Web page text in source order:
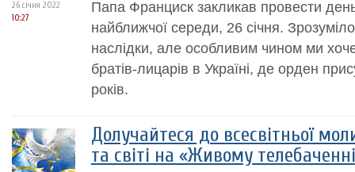
26 січня 2022
10:27
Папа Франциск закликав провести
найближчої середи, 26 січня.
наслідки, але особливим чином ми
братів-лицарів в Україні, де орден
років.
Долучайтеся до всесвітньої
та світі на «Живому